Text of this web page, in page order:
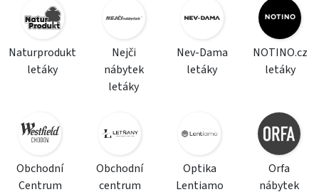
Naturprodukt
letáky
Nejči
nábytek
letáky
Nev-Dama
letáky
NOTINO.cz
letáky
Obchodní
Centrum
Obchodní
centrum
Optika
Lentiamo
Orfa
nábytek